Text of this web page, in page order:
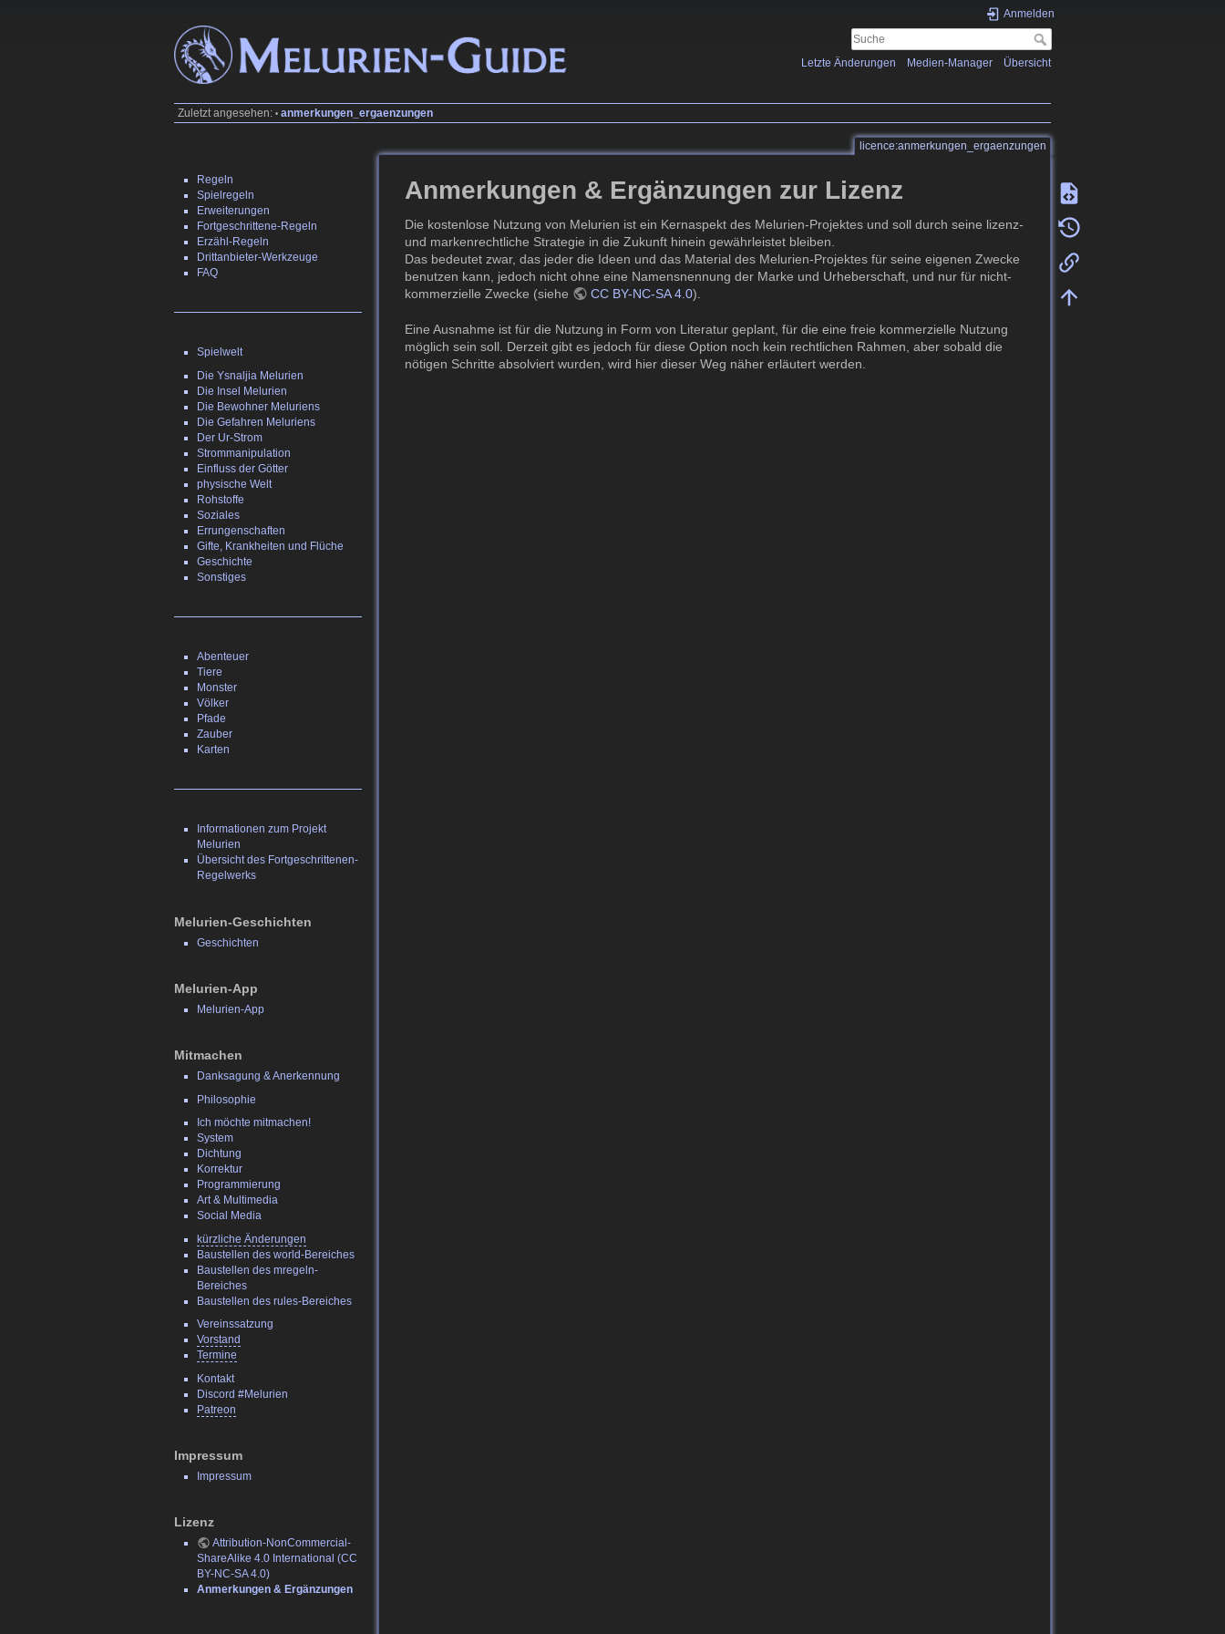
Anmelden
Letzte Änderungen Medien-Manager Übersicht
Zuletzt angesehen: • anmerkungen_ergaenzungen
Regeln
Spielregeln
Erweiterungen
Fortgeschrittene-Regeln
Erzähl-Regeln
Drittanbieter-Werkzeuge
FAQ
Spielwelt
Die Ysnaljia Melurien
Die Insel Melurien
Die Bewohner Meluriens
Die Gefahren Meluriens
Der Ur-Strom
Strommanipulation
Einfluss der Götter
physische Welt
Rohstoffe
Soziales
Errungenschaften
Gifte, Krankheiten und Flüche
Geschichte
Sonstiges
Abenteuer
Tiere
Monster
Völker
Pfade
Zauber
Karten
Informationen zum Projekt
Melurien
Übersicht des Fortgeschrittenen-
Regelwerks
Melurien-Geschichten
Geschichten
Melurien-App
Melurien-App
Mitmachen
Danksagung & Anerkennung
Philosophie
Ich möchte mitmachen!
System
Dichtung
Korrektur
Programmierung
Art & Multimedia
Social Media
kürzliche Änderungen
Baustellen des world-Bereiches
Baustellen des mregeln-
Bereiches
Baustellen des rules-Bereiches
Vereinssatzung
Vorstand
Termine
Kontakt
Discord #Melurien
Patreon
Impressum
Impressum
Lizenz
Attribution-NonCommercial-
ShareAlike 4.0 International (CC
BY-NC-SA 4.0)
Anmerkungen & Ergänzungen
licence:anmerkungen_ergaenzungen
Anmerkungen & Ergänzungen zur Lizenz
Die kostenlose Nutzung von Melurien ist ein Kernaspekt des Melurien-Projektes und soll durch seine lizenz-
und markenrechtliche Strategie in die Zukunft hinein gewährleistet bleiben.
Das bedeutet zwar, das jeder die Ideen und das Material des Melurien-Projektes für seine eigenen Zwecke
benutzen kann, jedoch nicht ohne eine Namensnennung der Marke und Urheberschaft, und nur für nicht-
kommerzielle Zwecke (siehe
CC BY-NC-SA 4.0).
Eine Ausnahme ist für die Nutzung in Form von Literatur geplant, für die eine freie kommerzielle Nutzung
möglich sein soll. Derzeit gibt es jedoch für diese Option noch kein rechtlichen Rahmen, aber sobald die
nötigen Schritte absolviert wurden, wird hier dieser Weg näher erläutert werden.